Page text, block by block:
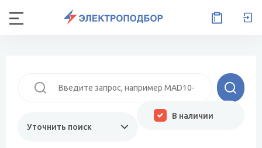
Уточнить поиск
В наличии